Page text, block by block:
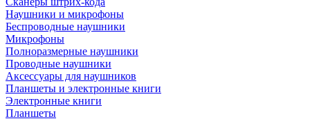
Наушники и микрофоны
Беспроводные наушники
Микрофоны
Полноразмерные наушники
Проводные наушники
Аксессуары для наушников
Планшеты и электронные книги
Электронные книги
Планшеты